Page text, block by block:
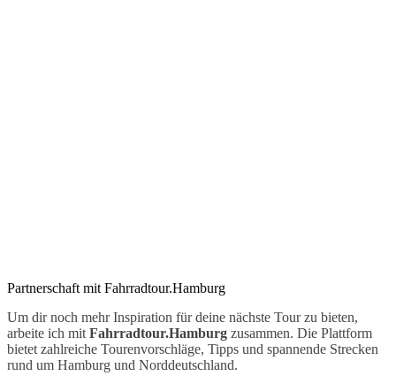
Partnerschaft mit Fahrradtour.Hamburg
Um dir noch mehr Inspiration für deine nächste Tour zu bieten,
arbeite ich mit Fahrradtour.Hamburg zusammen. Die Plattform
bietet zahlreiche Tourenvorschläge, Tipps und spannende Strecken
rund um Hamburg und Norddeutschland.